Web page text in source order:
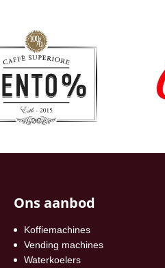
Ons aanbod
Koffiemachines
Vending machines
Waterkoelers